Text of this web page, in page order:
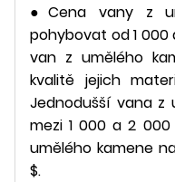
●Cena vany z
pohybovat od 1 000
van z umělého
kvalitě jejich
Jednodušší vana z
mezi 1 000 a 2
umělého kamene
$.